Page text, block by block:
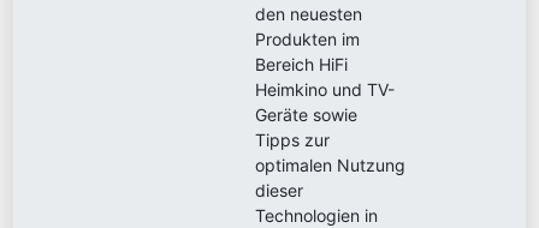
den neuesten
Produkten im
Bereich HiFi
Heimkino und TV-
Geräte sowie
Tipps zur
optimalen Nutzung
dieser
Technologien in